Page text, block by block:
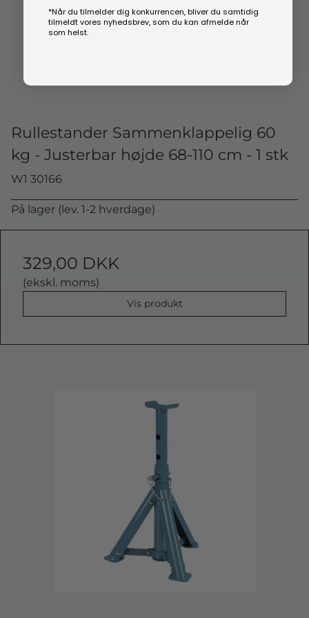
Rullestander Sammenklappelig 60
kg - Justerbar højde 68-110 cm - 1 stk
W1 30166
På lager (lev. 1-2 hverdage)
329,00 DKK
(ekskl. moms)
Vis produkt
*Når du tilmelder dig konkurrencen, bliver du samtidig
tilmeldt vores nyhedsbrev, som du kan afmelde når
som helst.